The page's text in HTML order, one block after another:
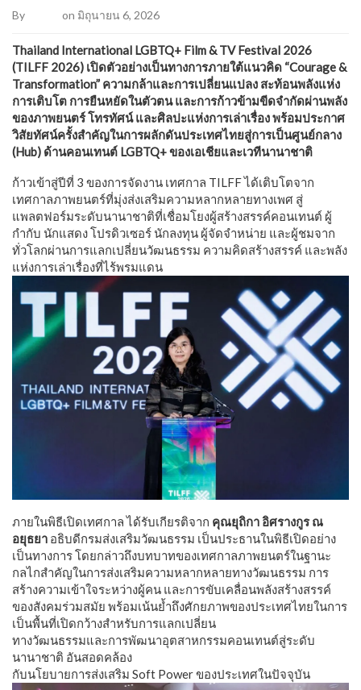
By on มิถุนายน 6, 2026
Thailand International LGBTQ+ Film & TV Festival 2026
(TILFF 2026) เปิดตัวอย่างเป็นทางการภายใต้แนวคิด “Courage &
Transformation” ความกล้าและการเปลี่ยนแปลง สะท้อนพลังแห่ง
การเติบโต การยืนหยัดในตัวตน และการก้าวข้ามขีดจำกัดผ่านพลัง
ของภาพยนตร์ โทรทัศน์ และศิลปะแห่งการเล่าเรื่อง พร้อมประกาศ
วิสัยทัศน์ครั้งสำคัญในการผลักดันประเทศไทยสู่การเป็นศูนย์กลาง
(Hub) ด้านคอนเทนต์ LGBTQ+ ของเอเชียและเวทีนานาชาติ
​ก้าวเข้าสู่ปีที่ 3 ของการจัดงาน เทศกาล TILFF ได้เติบโตจาก
เทศกาลภาพยนตร์ที่มุ่งส่งเสริมความหลากหลายทางเพศ สู่
แพลตฟอร์มระดับนานาชาติที่เชื่อมโยงผู้สร้างสรรค์คอนเทนต์ ผู้
กำกับ นักแสดง โปรดิวเซอร์ นักลงทุน ผู้จัดจำหน่าย และผู้ชมจาก
ทั่วโลกผ่านการแลกเปลี่ยนวัฒนธรรม ความคิดสร้างสรรค์ และพลัง
แห่งการเล่าเรื่องที่ไร้พรมแดน
​ภายในพิธีเปิดเทศกาล ได้รับเกียรติจาก คุณยุถิกา อิศรางกูร ณ
อยุธยา อธิบดีกรมส่งเสริมวัฒนธรรม เป็นประธานในพิธีเปิดอย่าง
เป็นทางการ โดยกล่าวถึงบทบาทของเทศกาลภาพยนตร์ในฐานะ
กลไกสำคัญในการส่งเสริมความหลากหลายทางวัฒนธรรม การ
สร้างความเข้าใจระหว่างผู้คน และการขับเคลื่อนพลังสร้างสรรค์
ของสังคมร่วมสมัย พร้อมเน้นย้ำถึงศักยภาพของประเทศไทยในการ
เป็นพื้นที่เปิดกว้างสำหรับการแลกเปลี่ยน
ทางวัฒนธรรมและการพัฒนาอุตสาหกรรมคอนเทนต์สู่ระดับ
นานาชาติ อันสอดคล้อง
กับนโยบายการส่งเสริม Soft Power ของประเทศในปัจจุบัน